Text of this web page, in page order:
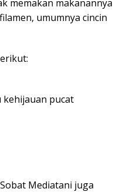
memakan makanannya
umumnya cincin
pucat
Mediatani juga